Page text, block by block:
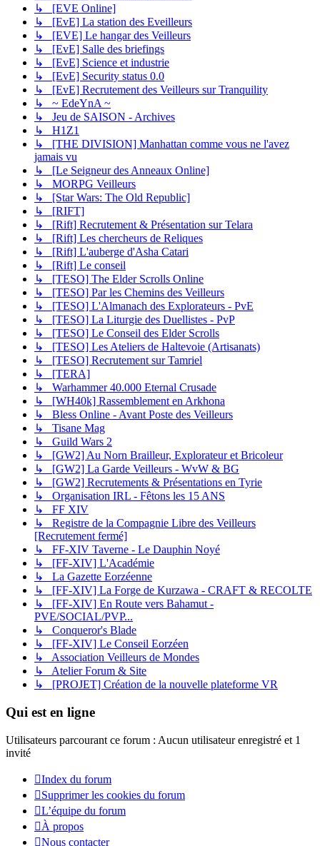
↳ [EVE Online]
↳ [EvE] La station des Eveilleurs
↳ [EVE] Le hangar des Veilleurs
↳ [EvE] Salle des briefings
↳ [EvE] Science et industrie
↳ [EvE] Security status 0.0
↳ [EvE] Recrutement des Veilleurs sur Tranquility
↳ ~ EdeYnA ~
↳ Jeu de SAISON - Archives
↳ H1Z1
↳ [THE DIVISION] Manhattan comme vous ne l'avez
jamais vu
↳ [Le Seigneur des Anneaux Online]
↳ MORPG Veilleurs
↳ [Star Wars: The Old Republic]
↳ [RIFT]
↳ [Rift] Recrutement & Présentation sur Telara
↳ [Rift] Les chercheurs de Reliques
↳ [Rift] L'auberge d'Asha Catari
↳ [Rift] Le conseil
↳ [TESO] The Elder Scrolls Online
↳ [TESO] Par les Chemins des Veilleurs
↳ [TESO] L'Almanach des Explorateurs - PvE
↳ [TESO] La Liturgie des Duellistes - PvP
↳ [TESO] Le Conseil des Elder Scrolls
↳ [TESO] Les Ateliers de Haltevoie (Artisanats)
↳ [TESO] Recrutement sur Tamriel
↳ [TERA]
↳ Warhammer 40.000 Eternal Crusade
↳ [WH40k] Rassemblement en Arkhona
↳ Bless Online - Avant Poste des Veilleurs
↳ Tisane Mag
↳ Guild Wars 2
↳ [GW2] Au Norn Brailleur, Explorateur et Bricoleur
↳ [GW2] La Garde Veilleurs - WvW & BG
↳ [GW2] Recrutements & Présentations en Tyrie
↳ Organisation IRL - Fêtons les 15 ANS
↳ FF XIV
↳ Registre de la Compagnie Libre des Veilleurs
[Recrutement fermé]
↳ FF-XIV Taverne - Le Dauphin Noyé
↳ [FF-XIV] L'Académie
↳ La Gazette Eorzéenne
↳ [FF-XIV] La Forge de Kurzawa - CRAFT & RECOLTE
↳ [FF-XIV] En Route vers Bahamut -
PVE/SOCIAL/PVP...
↳ Conqueror's Blade
↳ [FF-XIV] Le Conseil Eorzéen
↳ Association Veilleurs de Mondes
↳ Atelier Forum & Site
↳ [PROJET] Création de la nouvelle plateforme VR
Qui est en ligne
Utilisateurs parcourant ce forum : Aucun utilisateur enregistré et 1
invité
Index du forum
Supprimer les cookies du forum
L’équipe du forum
À propos
Nous contacter